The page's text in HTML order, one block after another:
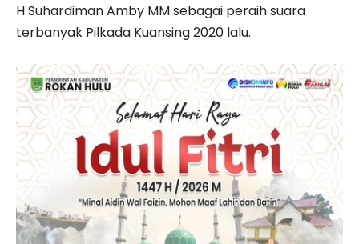
H Suhardiman Amby MM sebagai peraih suara
terbanyak Pilkada Kuansing 2020 lalu.